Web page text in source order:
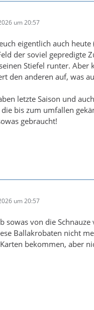
um 20:57
eigentlich auch
der soviel gepredigte
Stiefel runter. Aber
den anderen auf, was
letzte Saison und
bis zum umfallen
gebraucht!
um 20:57
sowas von die
Ballakrobaten nicht
bekommen, aber